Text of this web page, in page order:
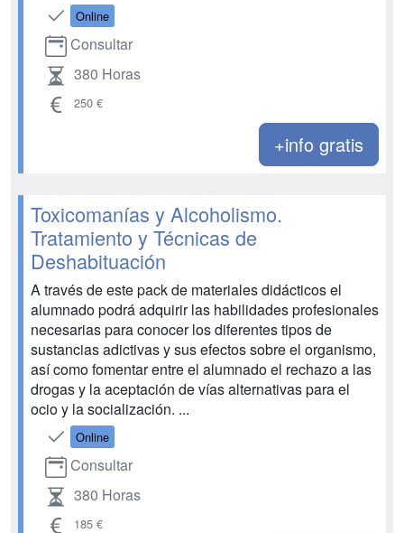
Online
Consultar
380 Horas
250 €
+info gratis
Toxicomanías y Alcoholismo.
Tratamiento y Técnicas de
Deshabituación
A través de este pack de materiales didácticos el
alumnado podrá adquirir las habilidades profesionales
necesarias para conocer los diferentes tipos de
sustancias adictivas y sus efectos sobre el organismo,
así como fomentar entre el alumnado el rechazo a las
drogas y la aceptación de vías alternativas para el
ocio y la socialización. ...
Online
Consultar
380 Horas
185 €